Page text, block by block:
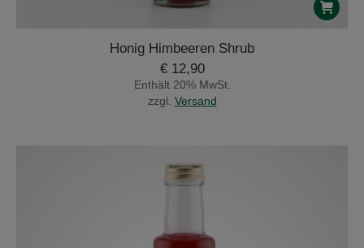
Honig Himbeeren Shrub
€12,90
Enthält 20% MwSt.
zzgl. Versand